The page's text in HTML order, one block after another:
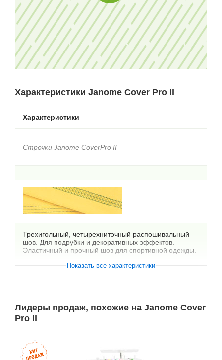
Характеристики Janome Cover Pro II
Характеристики
Строчки Janome CoverPro II
Трехигольный, четырехниточный распошивальный
шов. Для подрубки и декоративных эффектов.
Эластичный и прочный шов для спортивной одежды.
Двухигольный, трехниточный широкий
распошивальный шов. Для подрубки и декоративных
Показать все характеристики
Лидеры продаж, похожие на Janome Cover
Pro II